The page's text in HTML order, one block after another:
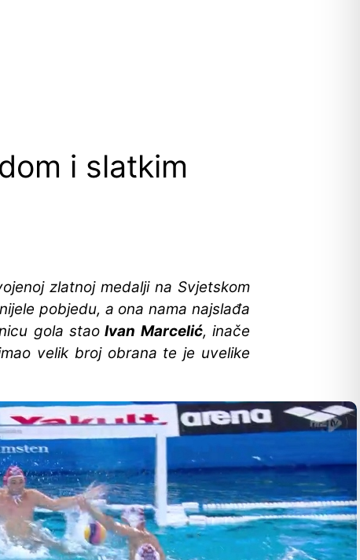
i slatkim
zlatnoj medalji na Svjetskom
pobjedu, a ona nama najslađa
gola staoIvan Marcelić, inače
velik broj obrana te je uvelike